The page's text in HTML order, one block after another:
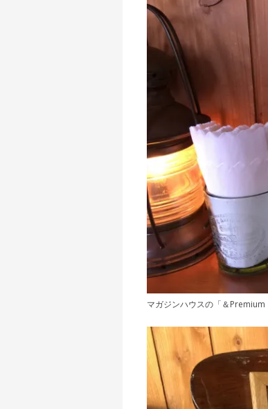
マガジンハウスの「＆Premium